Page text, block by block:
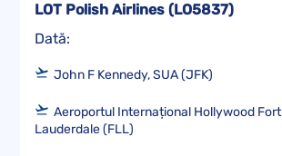
Dată:
LOT Polish Airlines (LO5837)
John F Kennedy, SUA (JFK)
Aeroportul Internațional Hollywood Fort
Lauderdale (FLL)